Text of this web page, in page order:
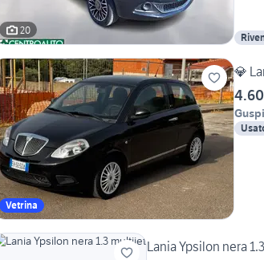
20
Vetrina
💎
Lania Ypsilon nera